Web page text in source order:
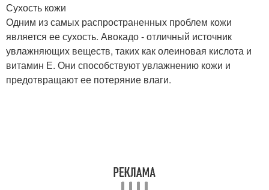
Сухость кожи
Одним из самых распространенных проблем кожи
является ее сухость. Авокадо - отличный источник
увлажняющих веществ, таких как олеиновая кислота и
витамин Е. Они способствуют увлажнению кожи и
предотвращают ее потеряние влаги.